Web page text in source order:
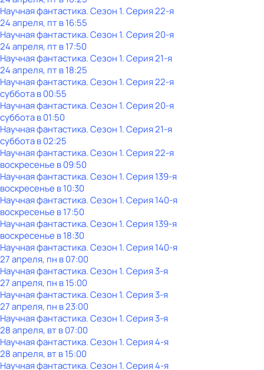
Научная фантастика. Сезон 1. Серия 22-я
24 апреля, пт в 16:55
Научная фантастика. Сезон 1. Серия 20-я
24 апреля, пт в 17:50
Научная фантастика. Сезон 1. Серия 21-я
24 апреля, пт в 18:25
Научная фантастика. Сезон 1. Серия 22-я
субботав00:55
Научная фантастика. Сезон 1. Серия 20-я
субботав01:50
Научная фантастика. Сезон 1. Серия 21-я
субботав02:25
Научная фантастика. Сезон 1. Серия 22-я
воскресенье в09:50
Научная фантастика. Сезон 1. Серия 139-я
воскресенье в10:30
Научная фантастика. Сезон 1. Серия 140-я
воскресенье в17:50
Научная фантастика. Сезон 1. Серия 139-я
воскресенье в18:30
Научная фантастика. Сезон 1. Серия 140-я
27 апреля, пн в 07:00
Научная фантастика. Сезон 1. Серия 3-я
27 апреля, пн в 15:00
Научная фантастика. Сезон 1. Серия 3-я
27 апреля, пн в 23:00
Научная фантастика. Сезон 1. Серия 3-я
28 апреля, вт в 07:00
Научная фантастика. Сезон 1. Серия 4-я
28 апреля, вт в 15:00
Научная фантастика. Сезон 1. Серия 4-я